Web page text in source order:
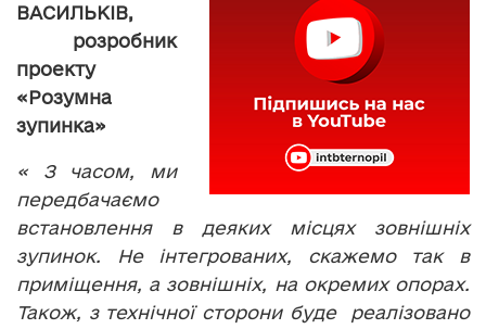
ВАСИЛЬКІВ,
розробник
проекту
«Розумна
зупинка»
« З часом, ми
передбачаємо
встановлення в деяких місцях зовнішніх
зупинок. Не інтегрованих, скажемо так в
приміщення, а зовнішніх, на окремих опорах.
Також, з технічної сторони буде реалізовано